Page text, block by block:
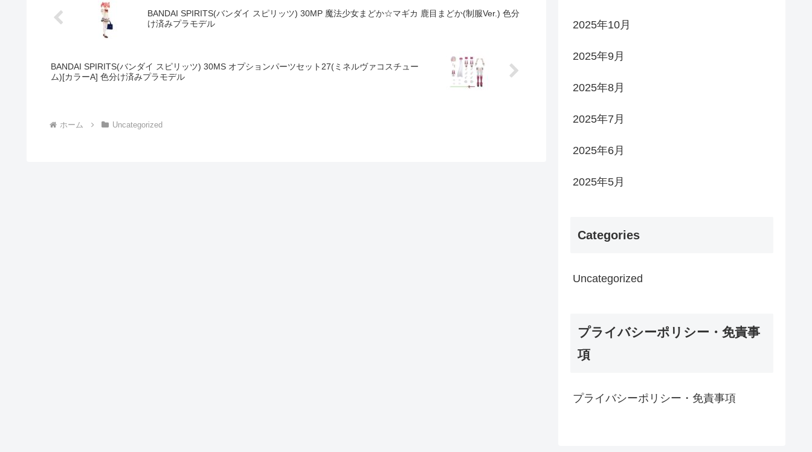
BANDAI SPIRITS(バンダイ スピリッツ) 30MP 魔法少女まどか☆マギカ 鹿目まどか(制服Ver.) 色分
け済みプラモデル
BANDAI SPIRITS(バンダイ スピリッツ) 30MS オプションパーツセット27(ミネルヴァコスチュー
ム)[カラーA] 色分け済みプラモデル
ホーム Uncategorized
2025年10月
2025年9月
2025年8月
2025年7月
2025年6月
2025年5月
Categories
Uncategorized
プライバシーポリシー・免責事
項
プライバシーポリシー・免責事項